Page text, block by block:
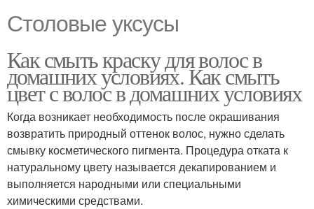
Столовые уксусы
Как смыть краску для волос в
домашних условиях. Как смыть
цвет с волос в домашних условиях
Когда возникает необходимость после окрашивания
возвратить природный оттенок волос, нужно сделать
смывку косметического пигмента. Процедура отката к
натуральному цвету называется декапированием и
выполняется народными или специальными
химическими средствами.